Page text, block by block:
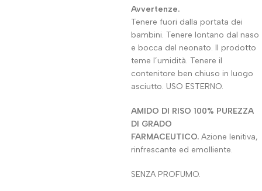
Avvertenze.
Tenere fuori dalla portata dei
bambini. Tenere lontano dal naso
e bocca del neonato. Il prodotto
teme l’umidità. Tenere il
contenitore ben chiuso in luogo
asciutto. USO ESTERNO.
AMIDO DI RISO 100% PUREZZA
DI GRADO
FARMACEUTICO. Azione lenitiva,
rinfrescante ed emolliente.
SENZA PROFUMO.